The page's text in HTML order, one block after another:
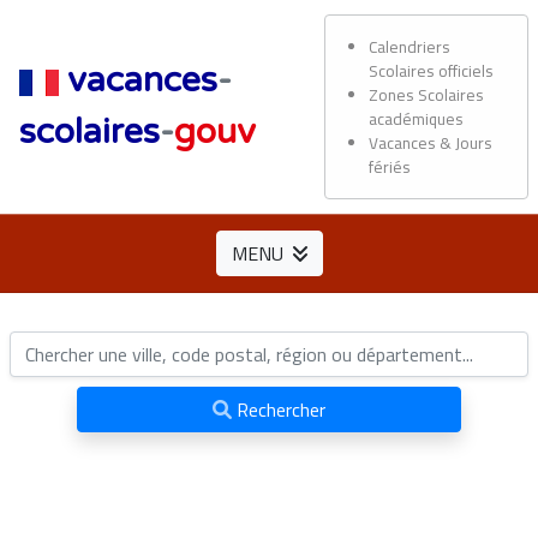
vacances-
scolaires-gouv
Calendriers
Scolaires officiels
Zones Scolaires
académiques
Vacances & Jours
fériés
MENU
Rechercher